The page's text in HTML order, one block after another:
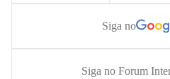
Siga no
Siga no Forum